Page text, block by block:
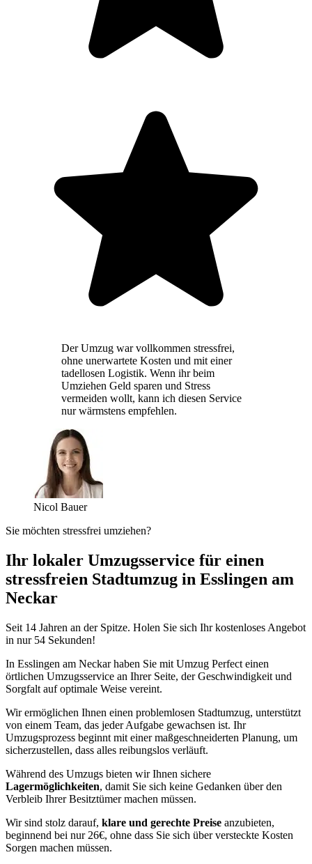
Der Umzug war vollkommen stressfrei,
ohne unerwartete Kosten und mit einer
tadellosen Logistik. Wenn ihr beim
Umziehen Geld sparen und Stress
vermeiden wollt, kann ich diesen Service
nur wärmstens empfehlen.
Nicol Bauer
Sie möchten stressfrei umziehen?
Ihr lokaler Umzugsservice für einen
stressfreien Stadtumzug in Esslingen am
Neckar
Seit 14 Jahren an der Spitze. Holen Sie sich Ihr kostenloses Angebot
in nur 54 Sekunden!
In Esslingen am Neckar haben Sie mit Umzug Perfect einen
örtlichen Umzugsservice an Ihrer Seite, der Geschwindigkeit und
Sorgfalt auf optimale Weise vereint.
Wir ermöglichen Ihnen einen problemlosen Stadtumzug, unterstützt
von einem Team, das jeder Aufgabe gewachsen ist. Ihr
Umzugsprozess beginnt mit einer maßgeschneiderten Planung, um
sicherzustellen, dass alles reibungslos verläuft.
Während des Umzugs bieten wir Ihnen sichere
Lagermöglichkeiten, damit Sie sich keine Gedanken über den
Verbleib Ihrer Besitztümer machen müssen.
Wir sind stolz darauf, klare und gerechte Preise anzubieten,
beginnend bei nur 26€, ohne dass Sie sich über versteckte Kosten
Sorgen machen müssen.